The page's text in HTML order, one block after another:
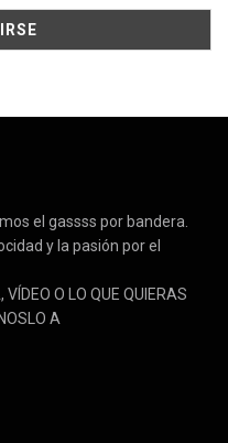
el gassss por bandera.
y la pasión por el
O LO QUE QUIERAS
A